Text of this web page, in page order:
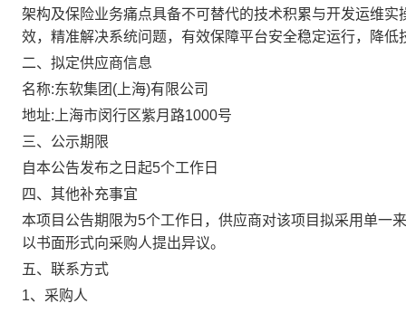
架构及保险业务痛点具备不可替代的技术积累与开发运维
效，精准解决系统问题，有效保障平台安全稳定运行，降
二、拟定供应商信息
名称:东软集团 (上海)有限公司
地址: 上海市闵行区紫月路1000号
三、公示期限
自本公告发布之日起5个工作日
四、其他补充事宜
本项目公告期限为5个工作日，供应商对该项目拟采用单一
以书面形式向采购人提出异议。
五、联系方式
1、采购人